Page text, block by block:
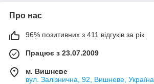
Про нас
96% позитивних з 411 відгуків за рік
Працює з 23.07.2009
м. Вишневе
вул. Залізнична, 92, Вишневе, Україна